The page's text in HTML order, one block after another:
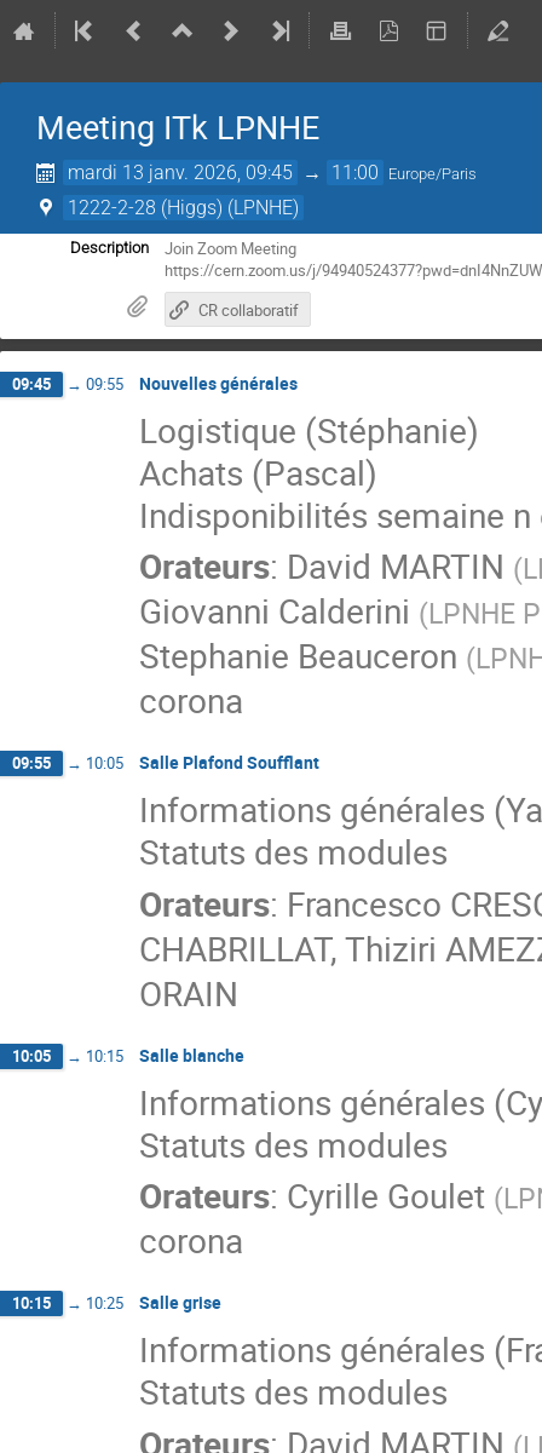
Meeting ITk LPNHE
mardi 13 janv. 2026, 09:45 → 11:00 Europe/Paris
1222-2-28 (Higgs) (LPNHE)
Description
Join Zoom Meeting
https://cern.zoom.us/j/
CR collaboratif
09:45 → 09:55 Nouvelles générales
Logistique (Stéphanie)
Achats (Pascal)
Indisponibilités semaine
Orateurs: David MARTIN (
Giovanni Calderini (LPNHE
Stephanie Beauceron (
corona
09:55 → 10:05 Salle Plafond Soufflant
Informations générales
Statuts des modules
Orateurs: Francesco
CHABRILLAT,Thiziri
ORAIN
10:05 → 10:15 Salle blanche
Informations générales
Statuts des modules
Orateurs: Cyrille Goulet (
corona
10:15 → 10:25 Salle grise
Informations générales
Statuts des modules
Orateurs: David MARTIN